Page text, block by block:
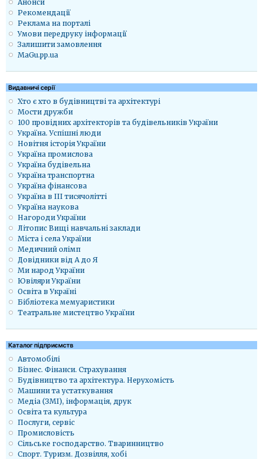
Анонси
Рекомендації
Реклама на порталі
Умови передруку інформації
Залишити замовлення
MaGu.pp.ua
Видавничі серії
Хто є хто в будівництві та архітектурі
Мости дружби
100 провідних архітекторів та будівельників України
Україна. Успішні люди
Новітня історія України
Україна промислова
Україна будівельна
Україна транспортна
Україна фінансова
Україна в ІІІ тисячолітті
Україна наукова
Нагороди України
Літопис Вищі навчальні заклади
Міста і села України
Медичний олімп
Довідники від А до Я
Ми народ України
Ювіляри України
Освіта в Україні
Бібліотека мемуаристики
Театральне мистецтво України
Каталог підприємств
Автомобілі
Бізнес. Фінанси. Страхування
Будівництво та архітектура. Нерухомість
Машини та устаткування
Медіа (ЗМІ), інформація, друк
Освіта та культура
Послуги, сервіс
Промисловість
Сільське господарство. Тваринництво
Спорт. Туризм. Дозвілля, хобі